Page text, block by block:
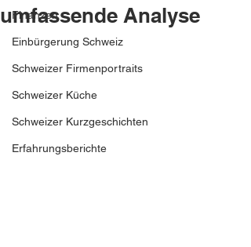
Finanzen
Einbürgerung Schweiz
Schweizer Firmenportraits
Schweizer Küche
Schweizer Kurzgeschichten
Erfahrungsberichte
umfassende Analyse